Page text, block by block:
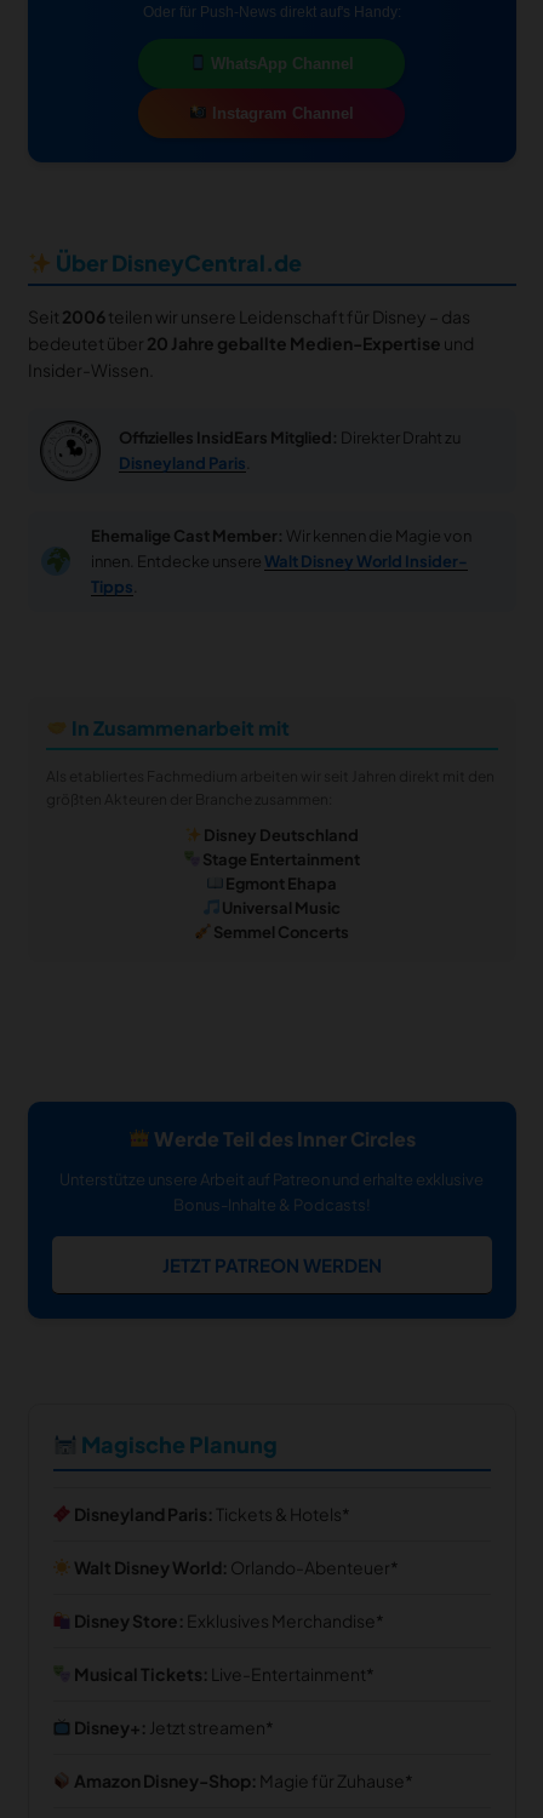
Oder für Push-News direkt auf's Handy:
WhatsApp Channel
Instagram Channel
Über DisneyCentral.de
Seit 2006teilen wir unsere Leidenschaft für Disney – das
bedeutet über 20 Jahre geballte Medien-Expertise und
Insider-Wissen.
Offizielles InsidEars Mitglied: Direkter Draht zu
Disneyland Paris
Ehemalige Cast Member: Wir kennen die Magie von
innen. Entdecke unsere Walt Disney World Insider-
Tipps
In Zusammenarbeit mit
Disney Deutschland
Stage Entertainment
Egmont Ehapa
Universal Music
Semmel Concerts
Werde Teil des Inner Circles
Unterstütze unsere Arbeit auf Patreon und erhalte exklusive
Bonus-Inhalte & Podcasts!
JETZT PATREON WERDEN
Magische Planung
Disneyland Paris: Tickets & Hotels
Walt Disney World: Orlando-Abenteuer
Disney Store: Exklusives Merchandise
Musical Tickets: Live-Entertainment
Disney+: Jetzt streamen
Amazon Disney-Shop: Magie für Zuhause